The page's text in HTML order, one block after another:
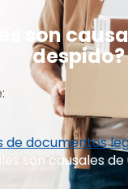
son
despido?
de documentos
son causales